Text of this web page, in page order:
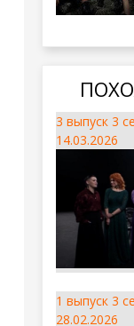
3 выпуск 3
14.03.2026
1 выпуск 3
28.02.2026